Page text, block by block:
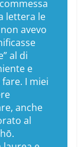
lettera le
avevo
al di
e
I miei
anche
al